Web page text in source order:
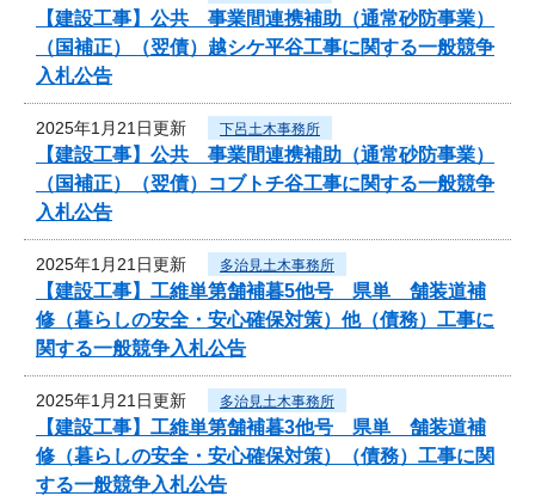
【建設工事】公共 事業間連携補助（通常砂防事業）
（国補正）（翌債）越シケ平谷工事に関する一般競争
入札公告
2025年1月21日更新 下呂土木事務所
【建設工事】公共 事業間連携補助（通常砂防事業）
（国補正）（翌債）コブトチ谷工事に関する一般競争
入札公告
2025年1月21日更新 多治見土木事務所
【建設工事】工維単第舗補暮5他号 県単 舗装道補
修（暮らしの安全・安心確保対策）他（債務）工事に
関する一般競争入札公告
2025年1月21日更新 多治見土木事務所
【建設工事】工維単第舗補暮3他号 県単 舗装道補
修（暮らしの安全・安心確保対策）（債務）工事に関
する一般競争入札公告